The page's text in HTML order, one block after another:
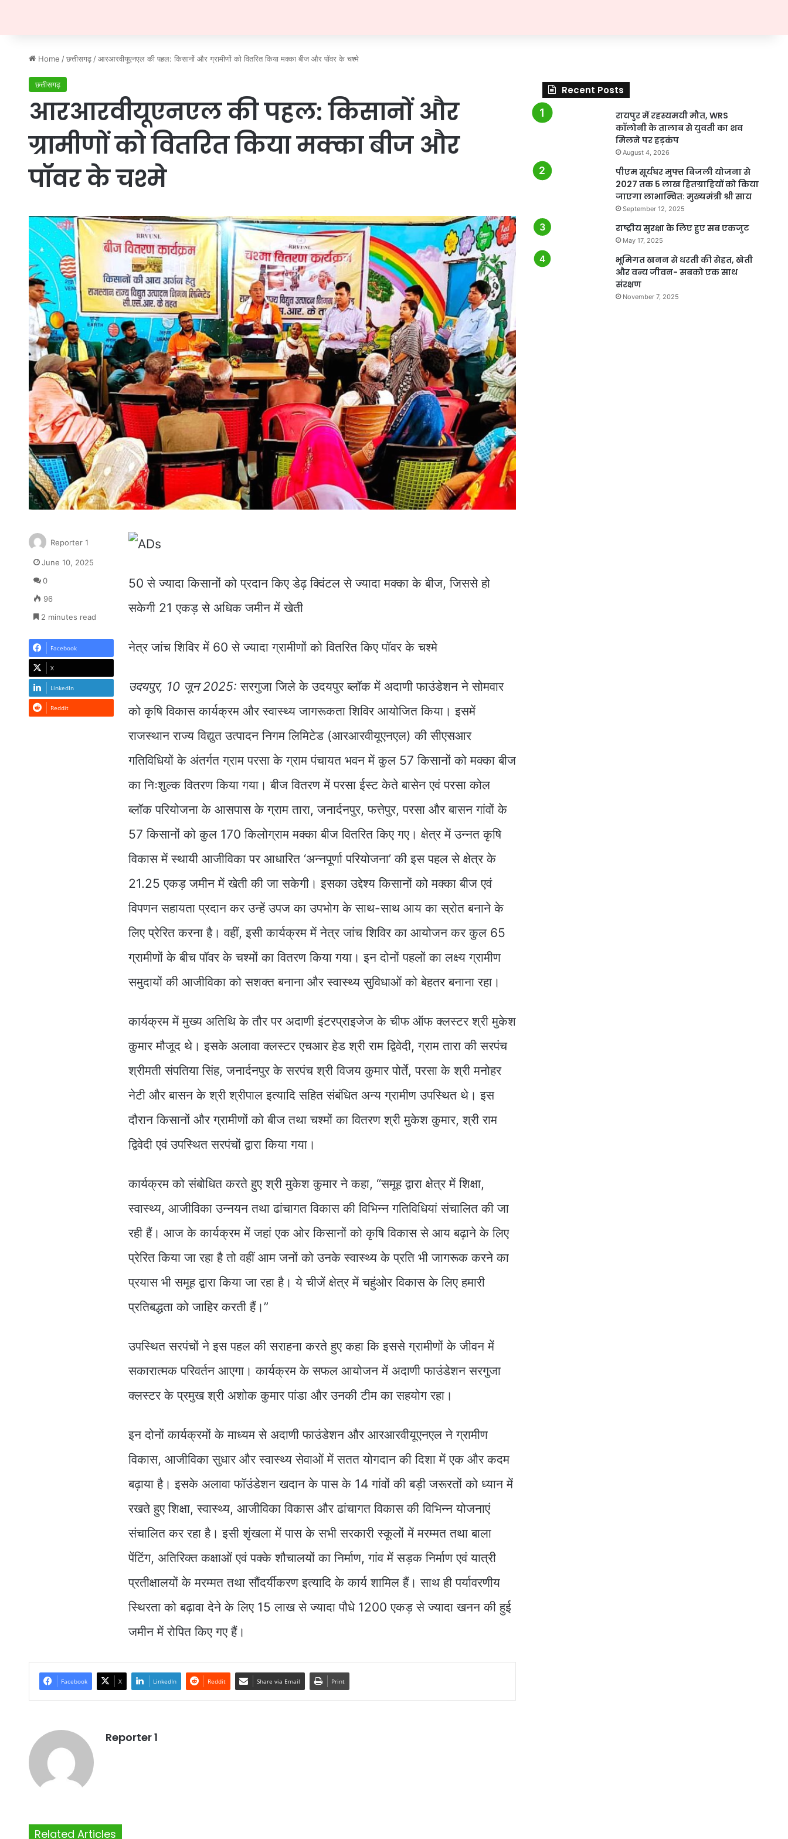
Home / छत्तीसगढ़ / आरआरवीयूएनएल की पहल: किसानों और ग्रामीणों को वितरित किया मक्का बीज और पॉवर के चश्मे
छत्तीसगढ़
आरआरवीयूएनएल की पहल: किसानों और
ग्रामीणों को वितरित किया मक्का बीज और
पॉवर के चश्मे
50 से ज्यादा किसानों को प्रदान किए डेढ़ क्विंटल से ज्यादा मक्का के बीज, जिससे हो
सकेगी 21 एकड़ से अधिक जमीन में खेती
नेत्र जांच शिविर में 60 से ज्यादा ग्रामीणों को वितरित किए पॉवर के चश्मे
उदयपुर, 10 जून 2025: सरगुजा जिले के उदयपुर ब्लॉक में अदाणी फाउंडेशन ने सोमवार
को कृषि विकास कार्यक्रम और स्वास्थ्य जागरूकता शिविर आयोजित किया। इसमें
राजस्थान राज्य विद्युत उत्पादन निगम लिमिटेड (आरआरवीयूएनएल) की सीएसआर
गतिविधियों के अंतर्गत ग्राम परसा के ग्राम पंचायत भवन में कुल 57 किसानों को मक्का बीज
का निःशुल्क वितरण किया गया। बीज वितरण में परसा ईस्ट केते बासेन एवं परसा कोल
ब्लॉक परियोजना के आसपास के ग्राम तारा, जनार्दनपुर, फत्तेपुर, परसा और बासन गांवों के
57 किसानों को कुल 170 किलोग्राम मक्का बीज वितरित किए गए। क्षेत्र में उन्नत कृषि
विकास में स्थायी आजीविका पर आधारित ‘अन्नपूर्णा परियोजना’ की इस पहल से क्षेत्र के
21.25 एकड़ जमीन में खेती की जा सकेगी। इसका उद्देश्य किसानों को मक्का बीज एवं
विपणन सहायता प्रदान कर उन्हें उपज का उपभोग के साथ-साथ आय का स्रोत बनाने के
लिए प्रेरित करना है। वहीं, इसी कार्यक्रम में नेत्र जांच शिविर का आयोजन कर कुल 65
ग्रामीणों के बीच पॉवर के चश्मों का वितरण किया गया। इन दोनों पहलों का लक्ष्य ग्रामीण
समुदायों की आजीविका को सशक्त बनाना और स्वास्थ्य सुविधाओं को बेहतर बनाना रहा।
कार्यक्रम में मुख्य अतिथि के तौर पर अदाणी इंटरप्राइजेज के चीफ ऑफ क्लस्टर श्री मुकेश
कुमार मौजूद थे। इसके अलावा क्लस्टर एचआर हेड श्री राम द्विवेदी, ग्राम तारा की सरपंच
श्रीमती संपतिया सिंह, जनार्दनपुर के सरपंच श्री विजय कुमार पोर्ते, परसा के श्री मनोहर
नेटी और बासन के श्री श्रीपाल इत्यादि सहित संबंधित अन्य ग्रामीण उपस्थित थे। इस
दौरान किसानों और ग्रामीणों को बीज तथा चश्मों का वितरण श्री मुकेश कुमार, श्री राम
द्विवेदी एवं उपस्थित सरपंचों द्वारा किया गया।
कार्यक्रम को संबोधित करते हुए श्री मुकेश कुमार ने कहा, “समूह द्वारा क्षेत्र में शिक्षा,
स्वास्थ्य, आजीविका उन्नयन तथा ढांचागत विकास की विभिन्न गतिविधियां संचालित की जा
रही हैं। आज के कार्यक्रम में जहां एक ओर किसानों को कृषि विकास से आय बढ़ाने के लिए
प्रेरित किया जा रहा है तो वहीं आम जनों को उनके स्वास्थ्य के प्रति भी जागरूक करने का
प्रयास भी समूह द्वारा किया जा रहा है। ये चीजें क्षेत्र में चहुंओर विकास के लिए हमारी
प्रतिबद्धता को जाहिर करती हैं।”
उपस्थित सरपंचों ने इस पहल की सराहना करते हुए कहा कि इससे ग्रामीणों के जीवन में
सकारात्मक परिवर्तन आएगा। कार्यक्रम के सफल आयोजन में अदाणी फाउंडेशन सरगुजा
क्लस्टर के प्रमुख श्री अशोक कुमार पांडा और उनकी टीम का सहयोग रहा।
इन दोनों कार्यक्रमों के माध्यम से अदाणी फाउंडेशन और आरआरवीयूएनएल ने ग्रामीण
विकास, आजीविका सुधार और स्वास्थ्य सेवाओं में सतत योगदान की दिशा में एक और कदम
बढ़ाया है। इसके अलावा फॉउंडेशन खदान के पास के 14 गांवों की बड़ी जरूरतों को ध्यान में
रखते हुए शिक्षा, स्वास्थ्य, आजीविका विकास और ढांचागत विकास की विभिन्न योजनाएं
संचालित कर रहा है। इसी शृंखला में पास के सभी सरकारी स्कूलों में मरम्मत तथा बाला
पेंटिंग, अतिरिक्त कक्षाओं एवं पक्के शौचालयों का निर्माण, गांव में सड़क निर्माण एवं यात्री
प्रतीक्षालयों के मरम्मत तथा सौंदर्यीकरण इत्यादि के कार्य शामिल हैं। साथ ही पर्यावरणीय
स्थिरता को बढ़ावा देने के लिए 15 लाख से ज्यादा पौधे 1200 एकड़ से ज्यादा खनन की हुई
जमीन में रोपित किए गए हैं।
Reporter 1
June 10, 2025
0
96
2 minutes read
Facebook
X
LinkedIn
Reddit
Facebook X LinkedIn Reddit Share via Email Print
Reporter 1
Related Articles
Recent Posts
रायपुर में रहस्यमयी मौत, WRS
कॉलोनी के तालाब से युवती का शव
मिलने पर हड़कंप
August 4, 2026
पीएम सूर्यघर मुफ्त बिजली योजना से
2027 तक 5 लाख हितग्राहियों को किया
जाएगा लाभान्वित: मुख्यमंत्री श्री साय
September 12, 2025
राष्ट्रीय सुरक्षा के लिए हुए सब एकजुट
May 17, 2025
भूमिगत खनन से धरती की सेहत, खेती
और वन्य जीवन- सबको एक साथ
संरक्षण
November 7, 2025